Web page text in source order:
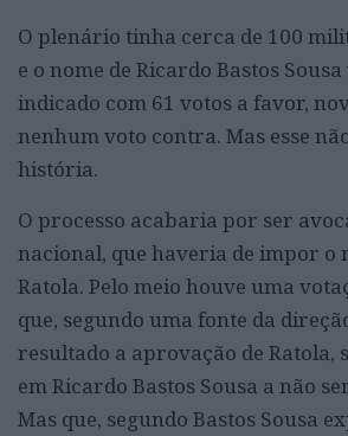
O plenário tinha cerca de 100
e o nome de Ricardo Bastos
indicado com 61 votos a favor,
nenhum voto contra. Mas esse
história.
O processo acabaria por ser
nacional, que haveria de impor o
Ratola. Pelo meio houve uma
que, segundo uma fonte da
resultado a aprovação de Ratola,
em Ricardo Bastos Sousa a não
Mas que, segundo Bastos Sousa